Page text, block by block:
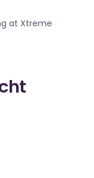
at Xtreme